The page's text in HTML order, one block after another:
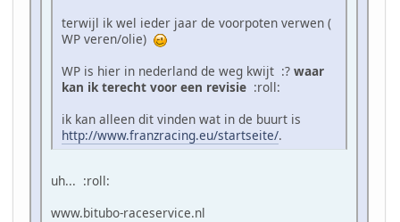
terwijl ik wel ieder jaar de voorpoten verwen (
WP veren/olie)
WP is hier in nederland de weg kwijt :? waar
kan ik terecht voor een revisie :roll:
ik kan alleen dit vinden wat in de buurt is
http://www.franzracing.eu/startseite/.
uh... :roll:
www.bitubo-raceservice.nl